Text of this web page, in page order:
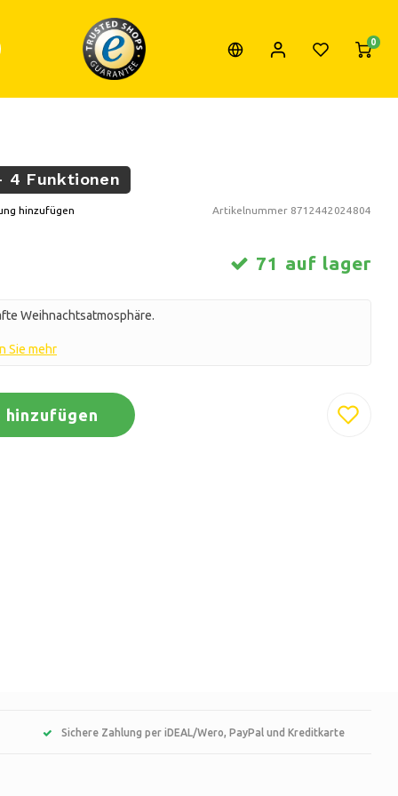
0
4 Funktionen
hinzufügen Artikelnummer 8712442024804
71 auf lager
Weihnachtsatmosphäre.
Sie mehr
hinzufügen
Sichere Zahlung per iDEAL/Wero, PayPal und Kreditkarte